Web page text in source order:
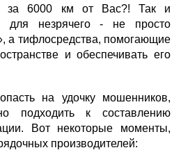
за 6000 км от Вас?! Так и
для незрячего - не просто
а тифлосредства, помогающие
и обеспечивать его
на удочку мошенников,
подходить к составлению
Вот некоторые моменты,
производителей: